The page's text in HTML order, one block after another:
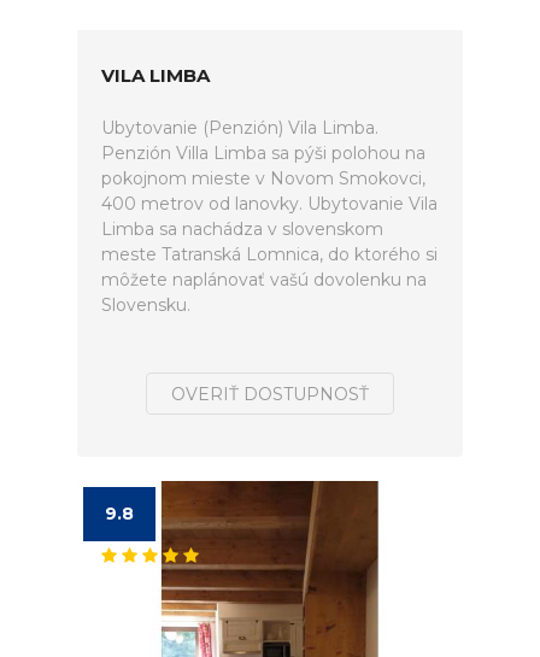
VILA LIMBA
Ubytovanie (Penzión) Vila Limba.
Penzión Villa Limba sa pýši polohou na
pokojnom mieste v Novom Smokovci,
400 metrov od lanovky. Ubytovanie Vila
Limba sa nachádza v slovenskom
meste Tatranská Lomnica, do ktorého si
môžete naplánovať vašú dovolenku na
Slovensku.
OVERIŤ DOSTUPNOSŤ
9.8